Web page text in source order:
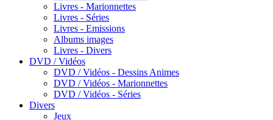
Livres - Marionnettes
Livres - Séries
Livres - Emissions
Albums images
Livres - Divers
DVD / Vidéos
DVD / Vidéos - Dessins Animes
DVD / Vidéos - Marionnettes
DVD / Vidéos - Séries
Divers
Jeux